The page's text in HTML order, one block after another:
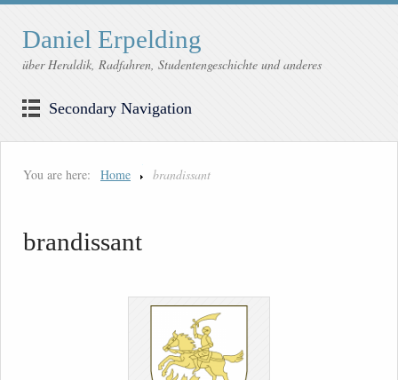
Daniel Erpelding
über Heraldik, Radfahren, Studentengeschichte und anderes
Secondary Navigation
You are here: Home brandissant
brandissant